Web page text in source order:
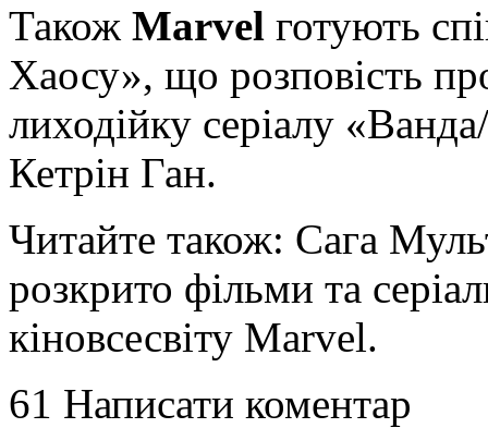
Також Marvel готують
Хаосу», що розповість
лиходійку серіалу
Кетрін Ган.
Читайте також: Сага
розкрито фільми та
кіновсесвіту Marvel.
61 Написати коментар